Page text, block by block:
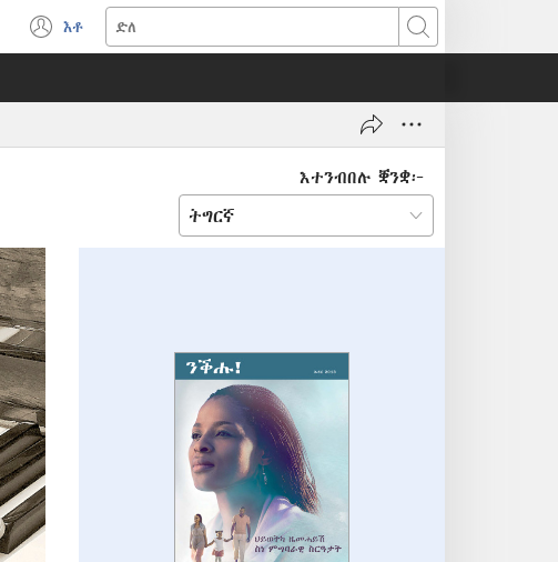
እቶ
(opens
ድለ
እተንብበሉ ቛንቋ፦